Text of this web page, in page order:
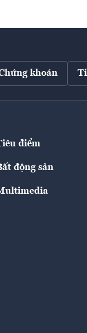
khoán
điểm
động sản